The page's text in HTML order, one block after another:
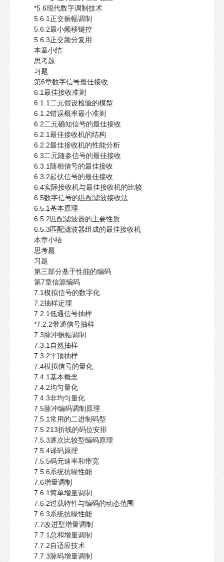
*5.6现代数字调制技术
5.6.1正交振幅调制
5.6.2最小频移键控
5.6.3正交频分复用
本章小结
思考题
习题
第6章数字信号最佳接收
6.1最佳接收准则
6.1.1二元假设检验的模型
6.1.2错误概率最小准则
6.2二元确知信号的最佳接收
6.2.1最佳接收机的结构
6.2.2最佳接收机的性能分析
6.3二元随参信号的最佳接收
6.3.1随相信号的最佳接收
6.3.2起伏信号的最佳接收
6.4实际接收机与最佳接收机的比较
6.5数字信号的匹配滤波接收法
6.5.1基本原理
6.5.2匹配滤波器的主要性质
6.5.3匹配滤波器组成的最佳接收机
本章小结
思考题
习题
第三部分基于性能的编码
第7章信源编码
7.1模拟信号的数字化
7.2抽样定理
7.2.1低通信号抽样
*7.2.2带通信号抽样
7.3脉冲振幅调制
7.3.1自然抽样
7.3.2平顶抽样
7.4模拟信号的量化
7.4.1基本概念
7.4.2均匀量化
7.4.3非均匀量化
7.5脉冲编码调制原理
7.5.1常用的二进制码型
7.5.213折线的码位安排
7.5.3逐次比较型编码原理
7.5.4译码原理
7.5.5码元速率和带宽
7.5.6系统抗噪性能
7.6增量调制
7.6.1简单增量调制
7.6.2过载特性与编码的动态范围
7.6.3系统抗噪性能
7.7改进型增量调制
7.7.1总和增量调制
7.7.2自适应技术
7.7.3脉码增量调制